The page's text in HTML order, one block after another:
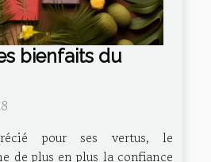
bienfaits du
pour ses vertus, le
de plus en plus la confiance